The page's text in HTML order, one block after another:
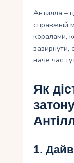
Антилла –
справжній
коралами,
зазирнути,
наче час
Як
1.